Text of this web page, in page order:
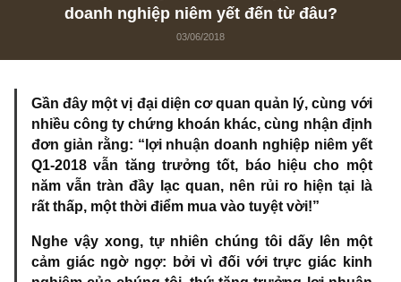
90% tăng trưởng lợi nhuận “tuyệt vời”
Gần đây một vị đại diện cơ quan quản lý, cùng
nhiều công ty chứng khoán khác, cùng nhận
đơn giản rằng: “lợi nhuận doanh nghiệp niêm
Q1-2018 vẫn tăng trưởng tốt, báo hiệu cho
năm vẫn tràn đầy lạc quan, nên rủi ro hiện tại
rất thấp, một thời điểm mua vào tuyệt vời!”